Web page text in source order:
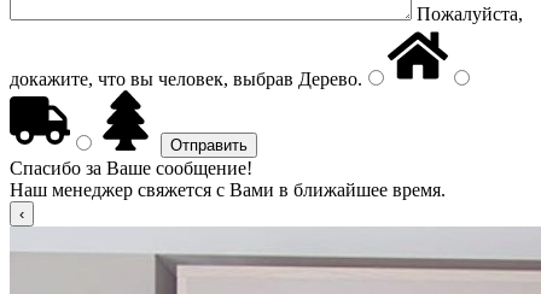
Пожалуйста,
докажите, что вы человек, выбрав Дерево.
Спасибо за Ваше сообщение!
Наш менеджер свяжется с Вами в ближайшее время.